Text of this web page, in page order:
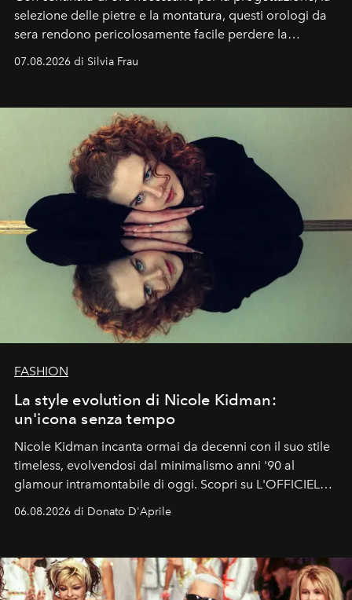
selezione delle pietre e la montatura, questi orologi da
sera rendono pericolosamente facile perdere la
cognizione del tempo. Ma con quadranti così
07.08.2026 di Silvia Frau
FASHION
La style evolution di Nicole Kidman:
un'icona senza tempo
Nicole Kidman incanta ormai da decenni con il suo stile
timeless, evolvendosi dal minimalismo anni '90 al
glamour intramontabile di oggi. Scopri su L'OFFICIEL
Italia la sua style evolution.
06.08.2026 di Donato D'Aprile